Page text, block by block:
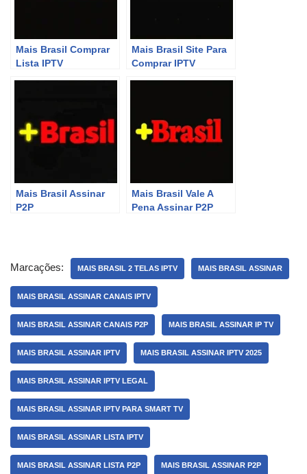
Mais Brasil Comprar
Lista IPTV
Mais Brasil Site Para
Comprar IPTV
Mais Brasil Assinar
P2P
Mais Brasil Vale A
Pena Assinar P2P
Marcações: MAIS BRASIL 2 TELAS IPTV MAIS BRASIL ASSINAR
MAIS BRASIL ASSINAR CANAIS IPTV
MAIS BRASIL ASSINAR CANAIS P2P MAIS BRASIL ASSINAR IP TV
MAIS BRASIL ASSINAR IPTV MAIS BRASIL ASSINAR IPTV 2025
MAIS BRASIL ASSINAR IPTV LEGAL
MAIS BRASIL ASSINAR IPTV PARA SMART TV
MAIS BRASIL ASSINAR LISTA IPTV
MAIS BRASIL ASSINAR LISTA P2P MAIS BRASIL ASSINAR P2P